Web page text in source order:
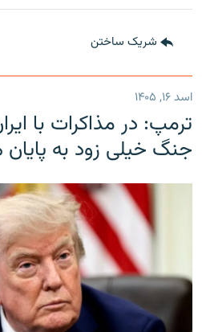
شریک ساختن
اسد ۱۶, ۱۴۰۵
ترمپ: در مذاکرات با
جنگ خیلی زود به